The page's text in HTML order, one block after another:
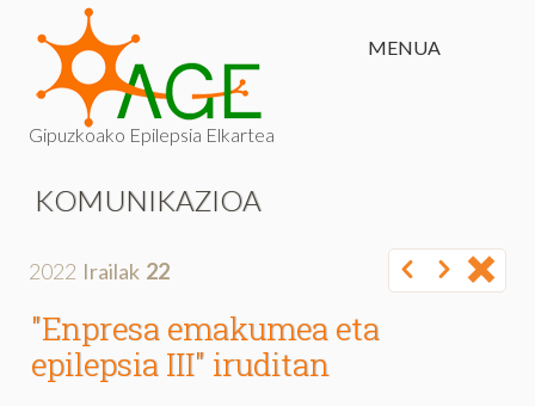
MENUA
Gipuzkoako Epilepsia Elkartea
KOMUNIKAZIOA
2022 Irailak 22
"Enpresa emakumea eta
epilepsia III" iruditan